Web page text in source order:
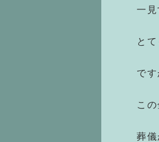
一見
と
です
こ
葬儀